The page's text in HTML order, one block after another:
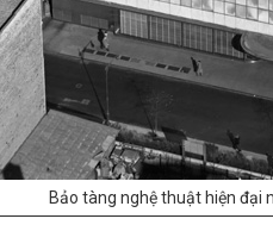
Bảo tàng nghệ thuật hiện đại